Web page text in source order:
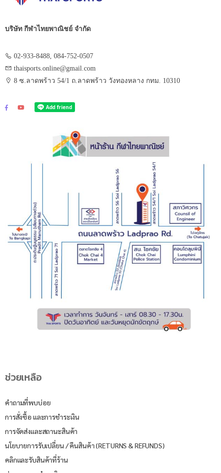
บริษัท กีฬาไทยพาณิชย์ จำกัด
02-933-8488, 084-752-0507
thaisports.online@gmail.com
8 ซ.ลาดพร้าว 54/1 ถ.ลาดพร้าว วังทองหลาง กทม. 10310
ช่วยเหลือ
คำถามที่พบบ่อย
การสั่งซื้อ และการชำระเงิน
การจัดส่งและสถานะสินค้า
นโยบายการรับเปลี่ยน / คืนสินค้า (RETURNS & REFUNDS)
คลิกและรับสินค้าที่ร้าน